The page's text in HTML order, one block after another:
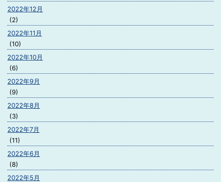
2022年12月
(2)
2022年11月
(10)
2022年10月
(6)
2022年9月
(9)
2022年8月
(3)
2022年7月
(11)
2022年6月
(8)
2022年5月